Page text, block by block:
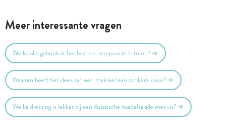
Meer interessante vragen
Welke olie gebruik ik het best om tempura te frituren?
Waarom heeft het vlees van een makreel een donkere kleur?
Welke dressing is lekker bij een Aziatische noedelsalade met vis?